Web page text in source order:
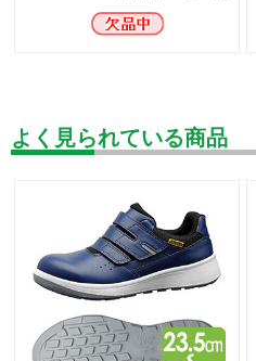
よく見られている商品